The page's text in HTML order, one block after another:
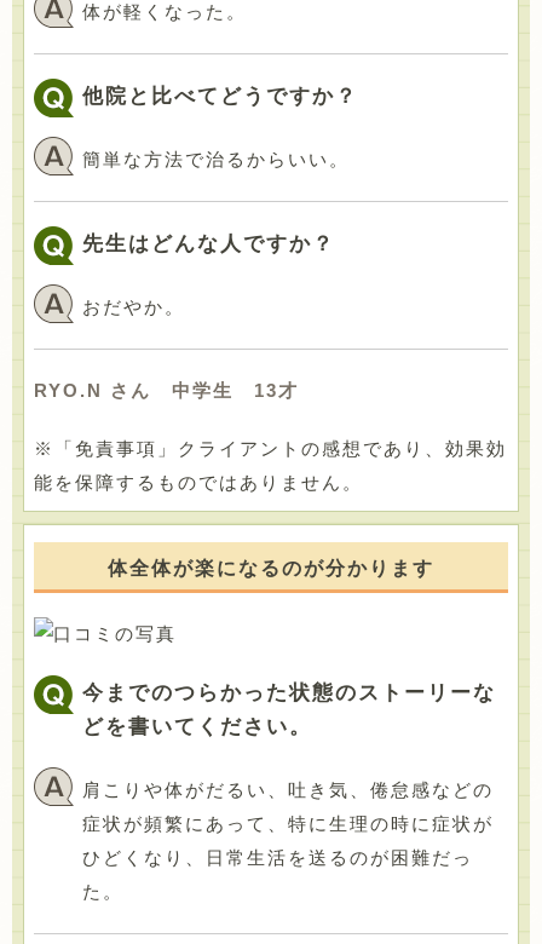
体が軽くなった。
他院と比べてどうですか？
簡単な方法で治るからいい。
先生はどんな人ですか？
おだやか。
RYO.N さん 中学生 13才
※「免責事項」クライアントの感想であり、効果効
能を保障するものではありません。
体全体が楽になるのが分かります
今までのつらかった状態のストーリーな
どを書いてください。
肩こりや体がだるい、吐き気、倦怠感などの
症状が頻繁にあって、特に生理の時に症状が
ひどくなり、日常生活を送るのが困難だっ
た。